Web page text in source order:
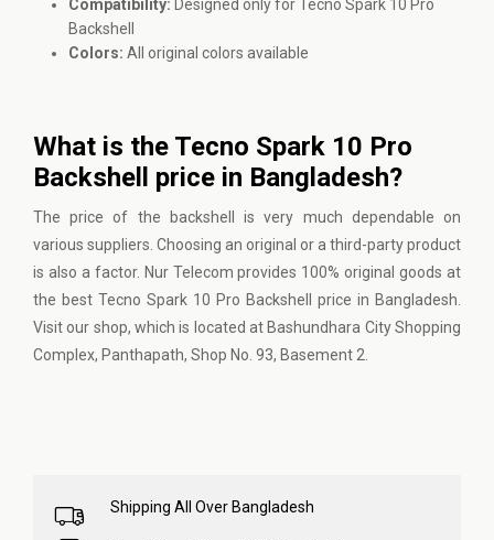
Compatibility: Designed only for Tecno Spark 10 Pro
Backshell
Colors: All original colors available
What is the Tecno Spark 10 Pro
Backshell price in Bangladesh?
The price of the backshell is very much dependable on
various suppliers. Choosing an original or a third-party product
is also a factor. Nur Telecom provides 100% original goods at
the best Tecno Spark 10 Pro Backshell price in Bangladesh.
Visit our shop, which is located at Bashundhara City Shopping
Complex, Panthapath, Shop No. 93, Basement 2.
Shipping All Over Bangladesh